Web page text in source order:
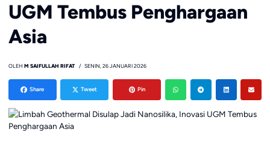
UGM Tembus Penghargaan
Asia
OLEH M SAIFULLAH RIFAT SENIN, 26 JANUARI 2026
Share Tweet Pin